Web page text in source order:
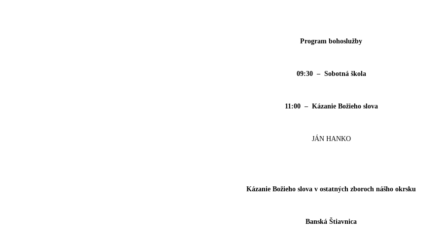
Program bohoslužby
09:30 – Sobotná škola
11:00 – Kázanie Božieho slova
JÁN HANKO
Kázanie Božieho slova v ostatných zboroch nášho okrsku
Banská Štiavnica